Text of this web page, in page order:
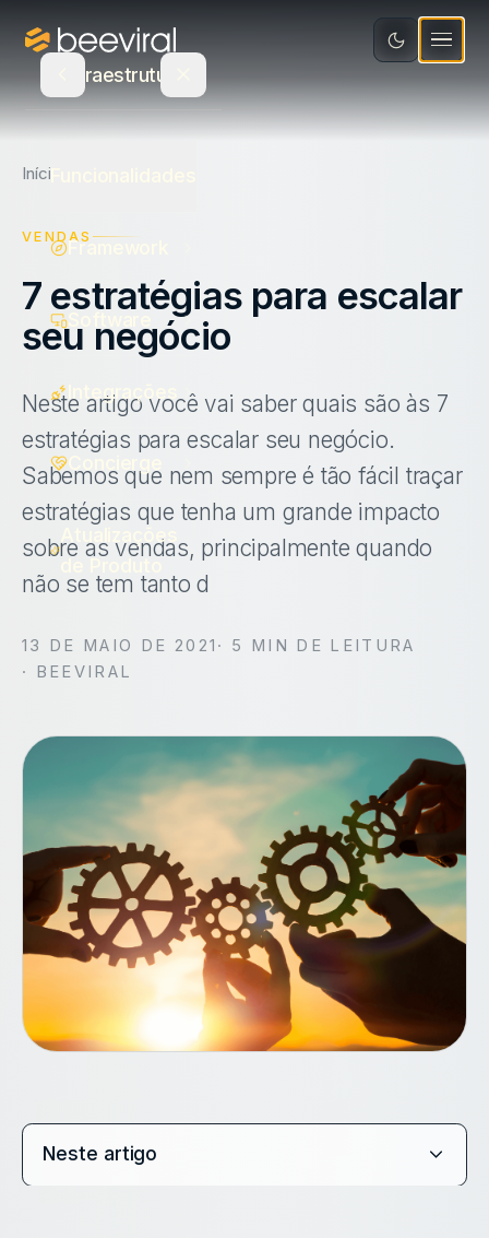
Concierge
Mídia e Entretenimento
Ecommerce
Canva
Fale com um especialista
Infraestrutura
Framework
Integrações
Atualizações
Início
VENDAS
7 estratégias para escalar
seu negócio
Neste artigo você vai saber quais são às 7
estratégias para escalar seu negócio.
Sabemos que nem sempre é tão fácil traçar
estratégias que tenha um grande impacto
sobre as vendas, principalmente quando
não se tem tanto d
13 DE MAIO DE 2021 · 5
MIN DE LEITURA
· BEEVIRAL
Neste artigo